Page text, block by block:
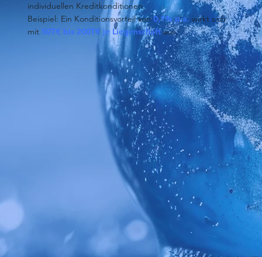
individuellen Kreditkonditionen.
Beispiel: Ein Konditionsvorteil von0,1% p.a. wirkt sich
mit 50T€ bis 200T€ je Liegenschaft aus.